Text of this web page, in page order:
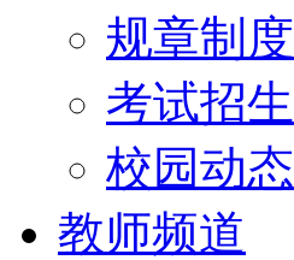
规章制度
考试招生
校园动态
教师频道